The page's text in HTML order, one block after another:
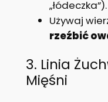
„łódeczka”).
Używaj
rzeźbić
3. Linia
Mięśni